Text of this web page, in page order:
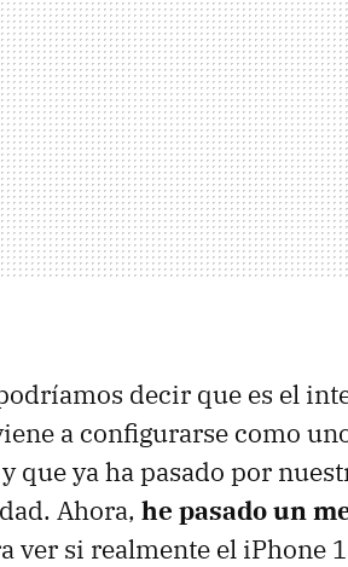
decir que es el
a configurarse como
que ya ha pasado por
Ahora, he pasado un
ver si realmente el iPhone